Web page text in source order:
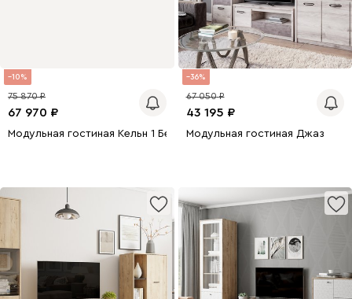
10
67 970
75 870
Модульная гостиная Кельн 1 Белый
36
43 195
67 050
Модульная гостиная Джаз